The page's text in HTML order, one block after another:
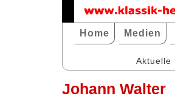
Home Medien
Aktuelle
Johann Walter